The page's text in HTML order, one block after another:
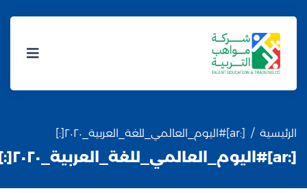
الرئيسية [:ar]#اليوم_العالمي_للغة_العربية_٢٠٢٠[:]
[:ar]#اليوم_العالمي_للغة_العربية_٢٠٢٠[:]